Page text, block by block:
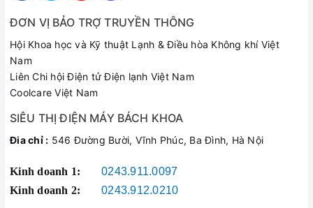
ĐƠN VỊ BẢO TRỢ TRUYỀN THÔNG
Hội Khoa học và Kỹ thuật Lạnh & Điều hòa Không khí Việt
Nam
Liên Chi hội Điện tử Điện lạnh Việt Nam
Coolcare Việt Nam
SIÊU THỊ ĐIỆN MÁY BÁCH KHOA
Đia chỉ : 546 Đường Bười, Vĩnh Phúc, Ba Đình, Hà Nội
Kinh doanh 1:
0243.911.0097
Kinh doanh 2:
0243.912.0210